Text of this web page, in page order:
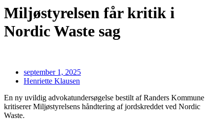
Miljøstyrelsen får kritik i
Nordic Waste sag
september 1, 2025
Henriette Klausen
En ny uvildig advokatundersøgelse bestilt af Randers Kommune
kritiserer Miljøstyrelsens håndtering af jordskreddet ved Nordic
Waste.